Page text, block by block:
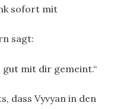
sofort mit
sagt:
gut mit dir gemeint.“
dass Vyvyan in den